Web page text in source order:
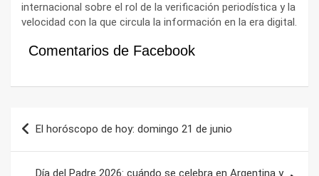
internacional sobre el rol de la verificación periodística y la
velocidad con la que circula la información en la era digital.
Comentarios de Facebook
Navegación
de
entradas
El horóscopo de hoy: domingo 21 de junio
Día del Padre 2026: cuándo se celebra en Argentina y